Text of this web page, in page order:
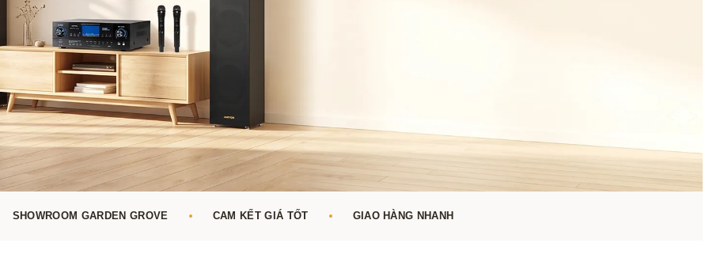
SHOWROOM GARDEN GROVE CAM KẾT GIÁ TỐT GIAO HÀNG NHANH